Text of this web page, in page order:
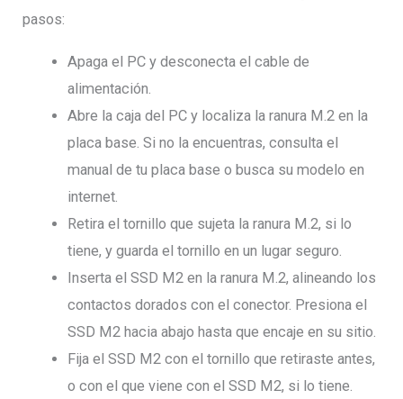
pasos:
Apaga el PC y desconecta el cable de
alimentación.
Abre la caja del PC y localiza la ranura M.2 en la
placa base. Si no la encuentras, consulta el
manual de tu placa base o busca su modelo en
internet.
Retira el tornillo que sujeta la ranura M.2, si lo
tiene, y guarda el tornillo en un lugar seguro.
Inserta el SSD M2 en la ranura M.2, alineando los
contactos dorados con el conector. Presiona el
SSD M2 hacia abajo hasta que encaje en su sitio.
Fija el SSD M2 con el tornillo que retiraste antes,
o con el que viene con el SSD M2, si lo tiene.